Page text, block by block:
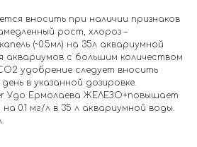
вносить при наличии признаков
рост, хлороз –
(~0.5мл) на 35л аквариумной
аквариумов с большим количеством
удобрение следует вносить
в указанной дозировке.
Удо Ермолаева ЖЕЛЕЗО+повышает
0.1 мг/л в 35 л аквариумной воды.